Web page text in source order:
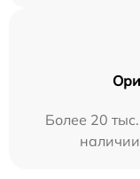
Более 20